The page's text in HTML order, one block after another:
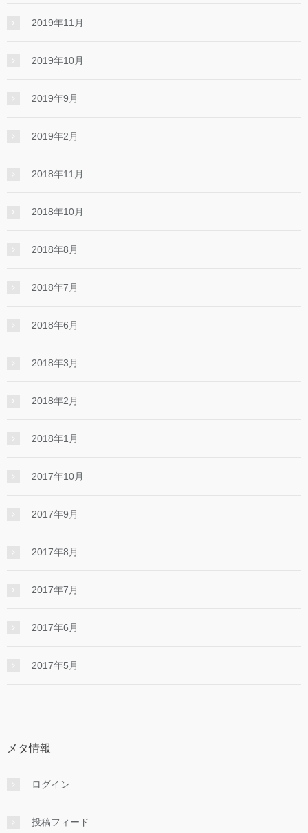
2019年11月
2019年10月
2019年9月
2019年2月
2018年11月
2018年10月
2018年8月
2018年7月
2018年6月
2018年3月
2018年2月
2018年1月
2017年10月
2017年9月
2017年8月
2017年7月
2017年6月
2017年5月
メタ情報
ログイン
投稿フィード